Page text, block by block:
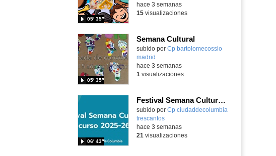
05′ 35″
hace 3 semanas
15visualizaciones
Semana Cultural
Contenido educativo.
subido por Cp bartolomecossio
madrid
05′ 35″
hace 3 semanas
1 visualizaciones
Festival Semana Cultural 2025-26 - 4º de Primaria
subido por Cp ciudaddecolumbia
trescantos
06′ 43″
-
hace 3 semanas
21 visualizaciones